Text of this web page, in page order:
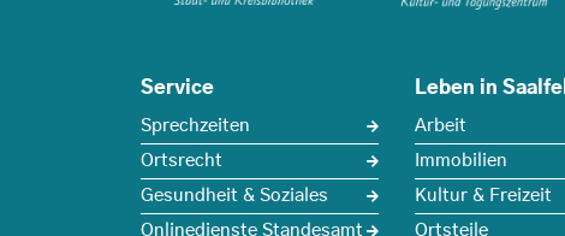
Service
Sprechzeiten
Ortsrecht
Gesundheit & Soziales
Onlinedienste Standesamt
Leben in
Arbeit
Immobilien
Kultur & Freizeit
Ortsteile